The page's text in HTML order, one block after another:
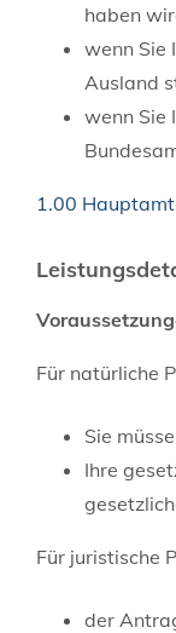
haben
wenn Sie
Ausland
wenn Sie
1.00
Für natürliche
Sie
Ihre
Für juristische
der